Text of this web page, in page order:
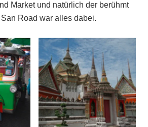
Market und natürlich der berühmt
Road war alles dabei.